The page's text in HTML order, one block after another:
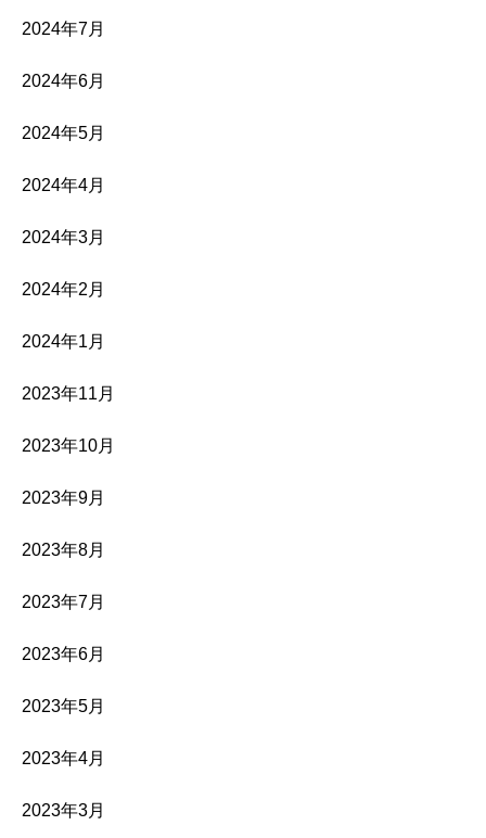
2024年7月
2024年6月
2024年5月
2024年4月
2024年3月
2024年2月
2024年1月
2023年11月
2023年10月
2023年9月
2023年8月
2023年7月
2023年6月
2023年5月
2023年4月
2023年3月